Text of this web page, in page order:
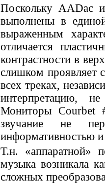
Поскольку AADac
выполнены в
выраженным
отличается
контрастности в
слишком проявляет
всех треках,
интерпретацию,
Мониторы Courbet
звучание не
информативностью и
Т.н. «аппаратной»
музыка возникала
сложных